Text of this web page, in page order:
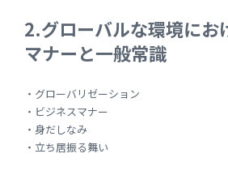
2.グローバルな環境にお
マナーと一般常識
・グローバリゼーション
・ビジネスマナー
・身だしなみ
・立ち居振る舞い